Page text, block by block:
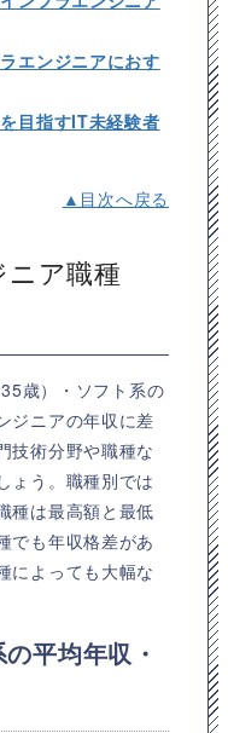
エンジニアにおす
目指すIT未経験者
▲目次へ戻る
ア職種
歳）・ソフト系の
ジニアの年収に差
技術分野や職種な
ょう。職種別では
種は最高額と最低
でも年収格差があ
によっても大幅な
平均年収・